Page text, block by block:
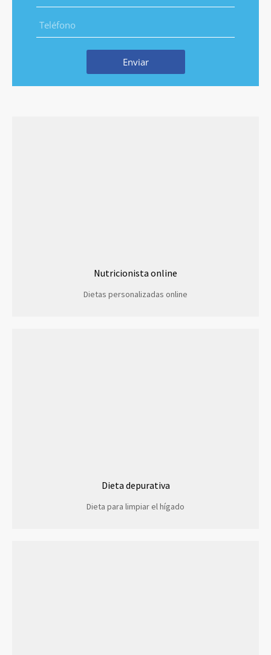
Enviar
Nutricionista online
Dietas personalizadas online
Dieta depurativa
Dieta para limpiar el hígado